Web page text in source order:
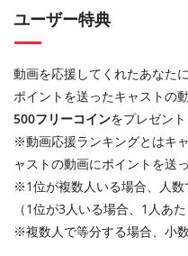
ユーザー特典
動画を応援してくれたあなた
ポイントを送ったキャストの
500フリーコインをプレゼン
※動画応援ランキングとはキ
ャストの動画にポイントを送
※1位が複数人いる場合、人数
（1位が3人いる場合、1人あ
※複数人で等分する場合、小